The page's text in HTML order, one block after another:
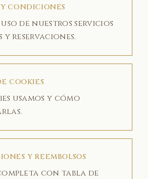
CONDICIONES
uso de nuestros servicios
reservaciones.
COOKIES
usamos y cómo
Y REEMBOLSOS
con tabla de